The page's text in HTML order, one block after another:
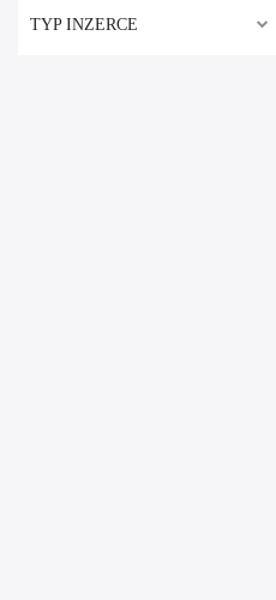
TYP INZERCE